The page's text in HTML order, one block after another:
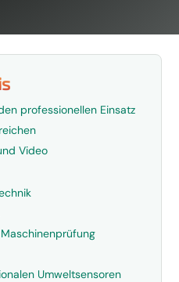
professionellen Einsatz
Video
Umweltsensoren